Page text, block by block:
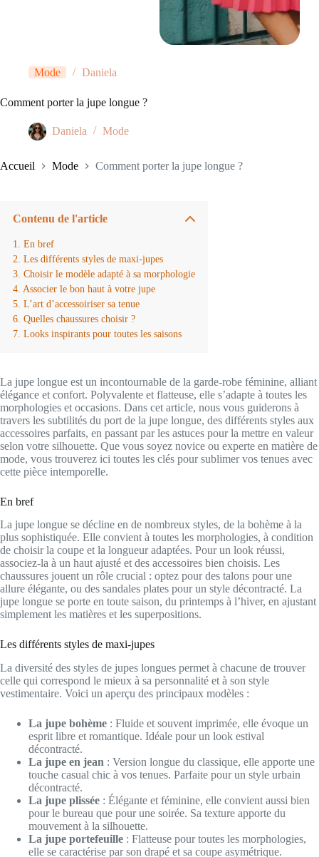
Mode Daniela
Comment porter la jupe longue ?
Daniela Mode
Accueil Mode Comment porter la jupe longue ?
Contenu de l'article
En bref
Les différents styles de maxi-jupes
Choisir le modèle adapté à sa morphologie
Associer le bon haut à votre jupe
L’art d’accessoiriser sa tenue
Quelles chaussures choisir ?
Looks inspirants pour toutes les saisons
La jupe longue est un incontournable de la garde-robe féminine, alliant
élégance et confort. Polyvalente et flatteuse, elle s’adapte à toutes les
morphologies et occasions. Dans cet article, nous vous guiderons à
travers les subtilités du port de la jupe longue, des différents styles aux
accessoires parfaits, en passant par les astuces pour la mettre en valeur
selon votre silhouette. Que vous soyez novice ou experte en matière de
mode, vous trouverez ici toutes les clés pour sublimer vos tenues avec
cette pièce intemporelle.
En bref
La jupe longue se décline en de nombreux styles, de la bohème à la
plus sophistiquée. Elle convient à toutes les morphologies, à condition
de choisir la coupe et la longueur adaptées. Pour un look réussi,
associez-la à un haut ajusté et des accessoires bien choisis. Les
chaussures jouent un rôle crucial : optez pour des talons pour une
allure élégante, ou des sandales plates pour un style décontracté. La
jupe longue se porte en toute saison, du printemps à l’hiver, en ajustant
simplement les matières et les superpositions.
Les différents styles de maxi-jupes
La diversité des styles de jupes longues permet à chacune de trouver
celle qui correspond le mieux à sa personnalité et à son style
vestimentaire. Voici un aperçu des principaux modèles :
La jupe bohème : Fluide et souvent imprimée, elle évoque un
esprit libre et romantique. Idéale pour un look estival
décontracté.
La jupe en jean : Version longue du classique, elle apporte une
touche casual chic à vos tenues. Parfaite pour un style urbain
décontracté.
La jupe plissée : Élégante et féminine, elle convient aussi bien
pour le bureau que pour une soirée. Sa texture apporte du
mouvement à la silhouette.
La jupe portefeuille : Flatteuse pour toutes les morphologies,
elle se caractérise par son drapé et sa coupe asymétrique.